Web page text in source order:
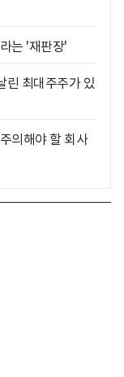
는 '재판장'
린 최대주주가 있
의해야 할 회사